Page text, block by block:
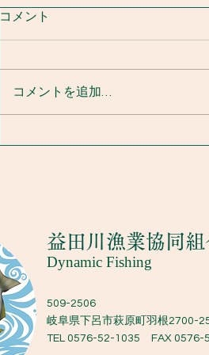
支流成育調査
コメント
コメントを追加…
益田川漁業協同組
Dynamic Fishing
509-2506
岐阜県下呂市萩原町羽根2700-
TEL 0576-52-1035 FAX 0576-